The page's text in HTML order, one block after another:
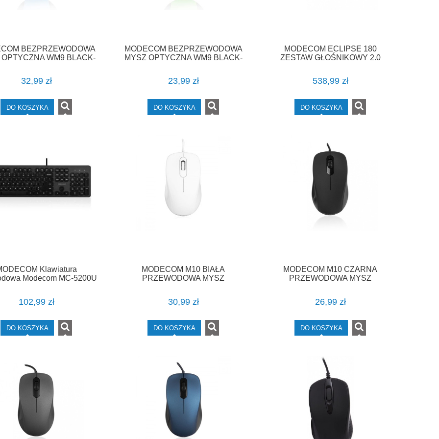
BEZPRZEWODOWA
OPTYCZNA WM9 BLACK-
32,99 zł
DO KOSZYKA
MODECOM BEZPRZEWODOWA
MYSZ OPTYCZNA WM9 BLACK-
23,99 zł
DO KOSZYKA
MODECOM ECLIPSE 180
ZESTAW GŁOŚNIKOWY 2.0
538,99 zł
DO KOSZYKA
Klawiatura
Modecom MC-5200U
102,99 zł
DO KOSZYKA
MODECOM M10 BIAŁA
PRZEWODOWA MYSZ
30,99 zł
DO KOSZYKA
MODECOM M10 CZARNA
PRZEWODOWA MYSZ
26,99 zł
DO KOSZYKA